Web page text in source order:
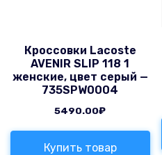
Кроссовки Lacoste
AVENIR SLIP 118 1
женские, цвет серый —
735SPW0004
5490.00₽
Купить товар